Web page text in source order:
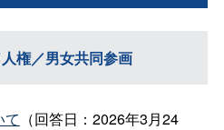
権／男女共同参画
て （回答日：2026年3月24